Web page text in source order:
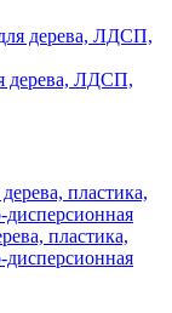
дерева, ЛДСП,
пластика,